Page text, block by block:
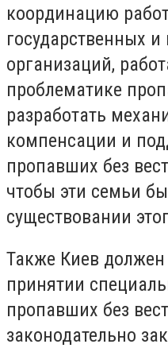
координацию
государственных
организаций,
проблематике
разработать
компенсации и
пропавших без
чтобы эти семьи
существовании
Также Киев должен
принятии
пропавших без
законодательно